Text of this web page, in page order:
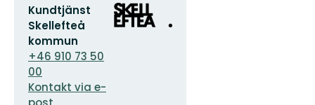
E-
postadress
Kundtjänst
Skellefteå
kommun
+46 910 73 50
00
Kontakt via e-
Organisationens
logotyp